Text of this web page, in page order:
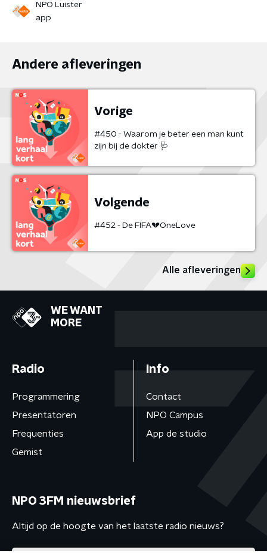
NPO Luister
app
Andere afleveringen
Vorige
#450 - Waarom je beter een man kunt
zijn bij de dokter 🩺
Volgende
#452 - De FIFA💔OneLove
Alle afleveringen
WE WANT
MORE
Radio
Programmering
Presentatoren
Frequenties
Gemist
Info
Contact
NPO Campus
App de studio
NPO 3FM nieuwsbrief
Altijd op de hoogte van het laatste radio nieuws?